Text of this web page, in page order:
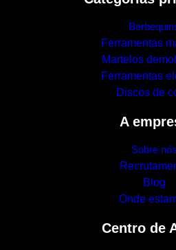
Ferramentas
Martelos
Ferramentas
Discos de
A
Sobre nós
Blog
Onde
Centro de